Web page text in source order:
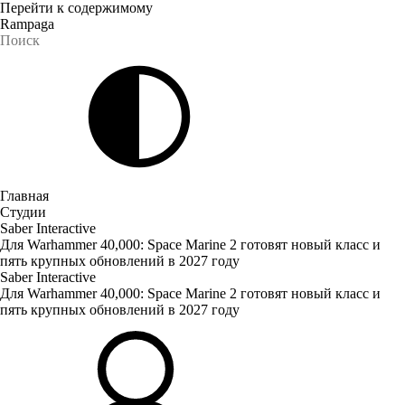
Перейти к содержимому
Rampaga
Главная
Студии
Saber Interactive
Для Warhammer 40,000: Space Marine 2 готовят новый класс и
пять крупных обновлений в 2027 году
Saber Interactive
Для Warhammer 40,000: Space Marine 2 готовят новый класс и
пять крупных обновлений в 2027 году